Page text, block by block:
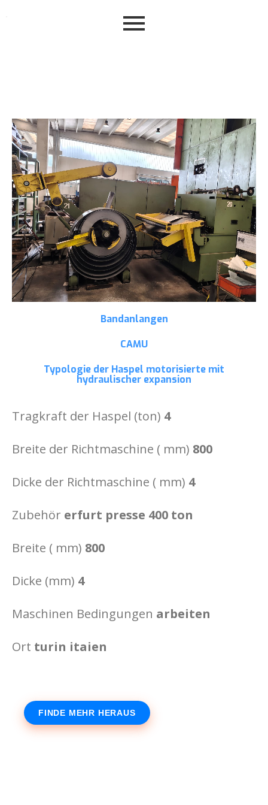
Bandanlangen
CAMU
Typologie der Haspel motorisierte mit
hydraulischer expansion
Tragkraft der Haspel (ton) 4
Breite der Richtmaschine ( mm) 800
Dicke der Richtmaschine ( mm) 4
Zubehör erfurt presse 400 ton
Breite ( mm) 800
Dicke (mm) 4
Maschinen Bedingungen arbeiten
Ort turin itaien
FINDE MEHR HERAUS